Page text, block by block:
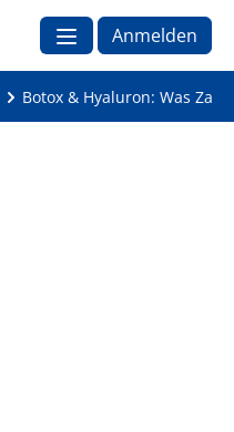
Anmelden
Botox & Hyaluron: Was